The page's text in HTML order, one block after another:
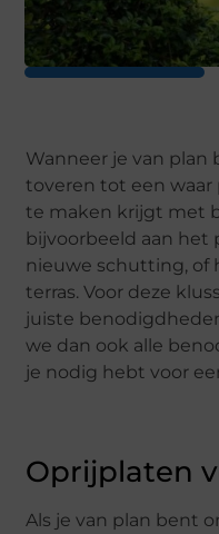
Wanneer je van
toveren tot een waar
te maken krijgt met
bijvoorbeeld aan het
nieuwe schutting, of
terras. Voor deze
juiste
we dan ook alle
je nodig hebt voor
Oprijplaten
Als je van plan bent